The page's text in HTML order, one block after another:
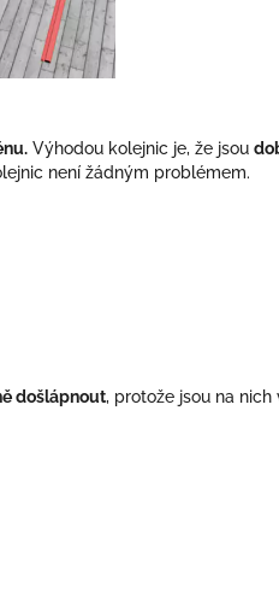
Výhodou kolejnic je, že jsou
není žádným problémem.
došlápnout, protože jsou na